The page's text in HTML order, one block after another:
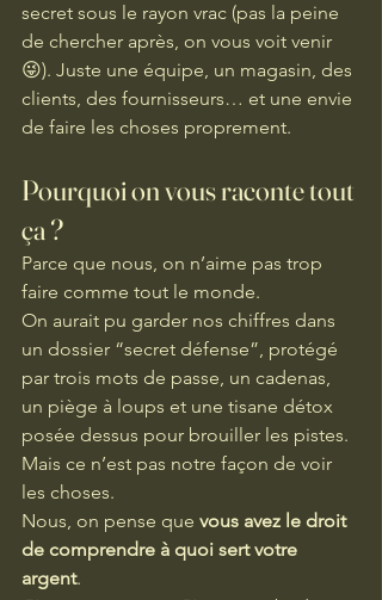
secret sous le rayon vrac (pas la peine
de chercher après, on vous voit venir
😜). Juste une équipe, un magasin, des
clients, des fournisseurs… et une envie
de faire les choses proprement.
Pourquoi on vous raconte tout
ça ?
Parce que nous, on n’aime pas trop
faire comme tout le monde.
On aurait pu garder nos chiffres dans
un dossier “secret défense”, protégé
par trois mots de passe, un cadenas,
un piège à loups et une tisane détox
posée dessus pour brouiller les pistes.
Mais ce n’est pas notre façon de voir
les choses.
Nous, on pense que vous avez le droit
de comprendre à quoi sert votre
argent.